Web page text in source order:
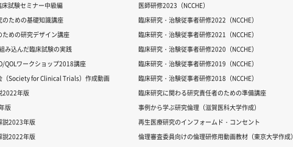
試験セミナー中級編
のための基礎知識講座
ための研究デザイン講座
み込んだ臨床試験の実践
QOLワークショップ2018講座
（Society for Clinical Trials）作成動画
2022年版
版
説2023年版
説2022年版
医師研修2023（NCCHE）
臨床研究・治験従事者研修2022（NCCHE）
臨床研究・治験従事者研修2021（NCCHE）
臨床研究・治験従事者研修2020（NCCHE）
臨床研究・治験従事者研修2019（NCCHE）
臨床研究・治験従事者研修2018（NCCHE）
臨床研究に関わる研究責任者のための準備講座
事例から学ぶ研究倫理（滋賀医科大学作成）
再生医療研究のインフォームド・コンセント
倫理審査委員向けの倫理研修用動画教材（東京大学作成）